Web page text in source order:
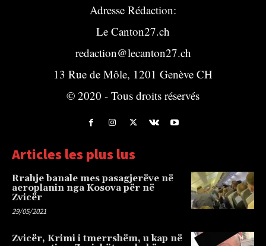
Adresse Rédaction:
Le Canton27.ch
redaction@lecanton27.ch
13 Rue de Môle, 1201 Genève CH
© 2020 - Tous droits réservés
Articles les plus lus
Rrahje banale mes pasagjerëve në
aeroplanin nga Kosova për në
Zvicër
29/05/2021
Zvicër, Krimi i tmerrshëm, u kap në